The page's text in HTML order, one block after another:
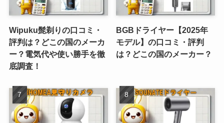
Wipuku髭剃りの口コミ・
評判は？どこの国のメーカ
ー？電気代や使い勝手を徹
底調査！
BGBドライヤー【2025年
モデル】の口コミ・評判
は？どこの国のメーカー？